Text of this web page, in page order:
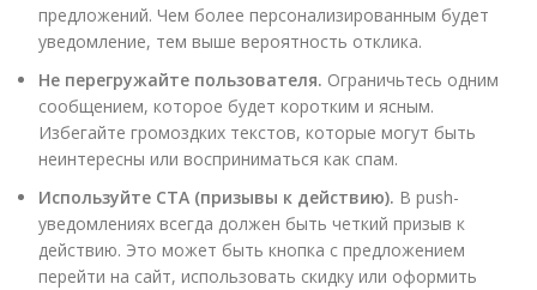
предложений. Чем более персонализированным будет
уведомление, тем выше вероятность отклика.
Не перегружайте пользователя. Ограничьтесь одним
сообщением, которое будет коротким и ясным.
Избегайте громоздких текстов, которые могут быть
неинтересны или восприниматься как спам.
Используйте CTA (призывы к действию). В push-
уведомлениях всегда должен быть четкий призыв к
действию. Это может быть кнопка с предложением
перейти на сайт, использовать скидку или оформить